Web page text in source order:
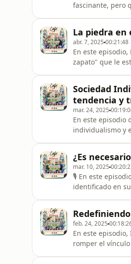
fascinante, pero
trascendental.
La piedra en
abr. 7, 2025 00:21:48
En este
zapato" que le
son nuestras, de
Sociedad
tendencia y
mar. 24, 2025
En este episodio
individualismo y
jerarquizadas y
¿Es
mar. 10, 2025
🎙️ En este
identificado en
sin
feb. 24, 2025
En este
romper el